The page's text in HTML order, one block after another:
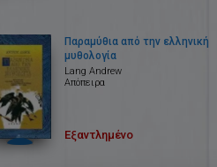
Παραμύθια από την ελληνική
μυθολογία
Lang Andrew
Απόπειρα
Εξαντλημένο